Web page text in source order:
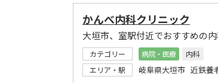
かんべ内科クリニック
大垣市、室駅付近でおすすめの
カテゴリー 病院・医療
内科
エリア・駅
岐阜県大垣市 近鉄養